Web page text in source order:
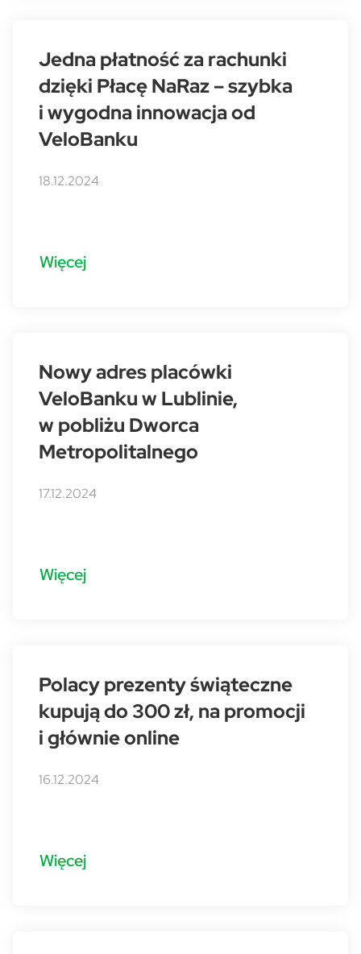
Jedna płatność za rachunki
dzięki Płacę NaRaz – szybka
i wygodna innowacja od
VeloBanku
18.12.2024
Więcej
Nowy adres placówki
VeloBanku w Lublinie,
w pobliżu Dworca
Metropolitalnego
17.12.2024
Więcej
Polacy prezenty świąteczne
kupują do 300 zł, na promocji
i głównie online
16.12.2024
Więcej